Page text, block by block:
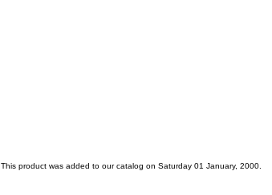
This product was added to our catalog on Saturday 01 January, 2000.